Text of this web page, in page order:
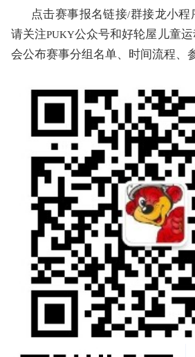
点击赛事报名链接/群接龙小程
请关注PUKY公众号和好轮屋儿童
会公布赛事分组名单、时间流程、